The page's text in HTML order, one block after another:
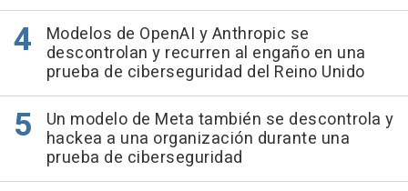
Modelos de OpenAI y Anthropic se
descontrolan y recurren al engaño en una
prueba de ciberseguridad del Reino Unido
Un modelo de Meta también se descontrola y
hackea a una organización durante una
prueba de ciberseguridad